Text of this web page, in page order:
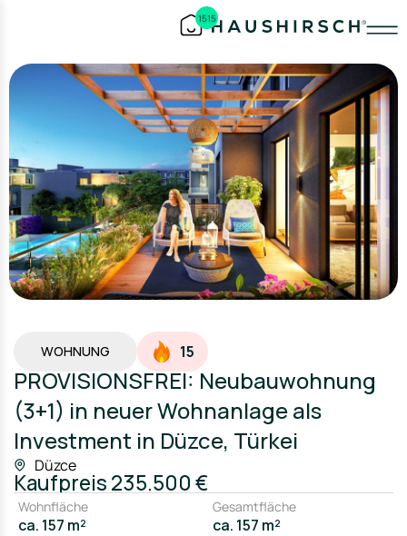
1515
WOHNUNG 15
PROVISIONSFREI: Neubauwohnung
(3+1) in neuer Wohnanlage als
Investment in Düzce, Türkei
Düzce
Kaufpreis235.500 €
Wohnfläche
ca. 157 m²
Gesamtfläche
ca. 157 m²